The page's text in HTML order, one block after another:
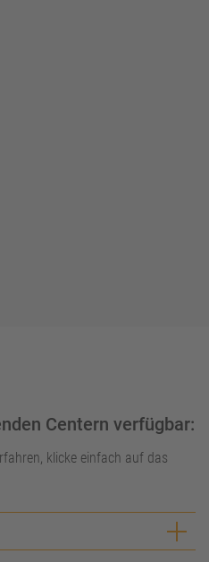
Centern verfügbar:
klicke einfach auf das